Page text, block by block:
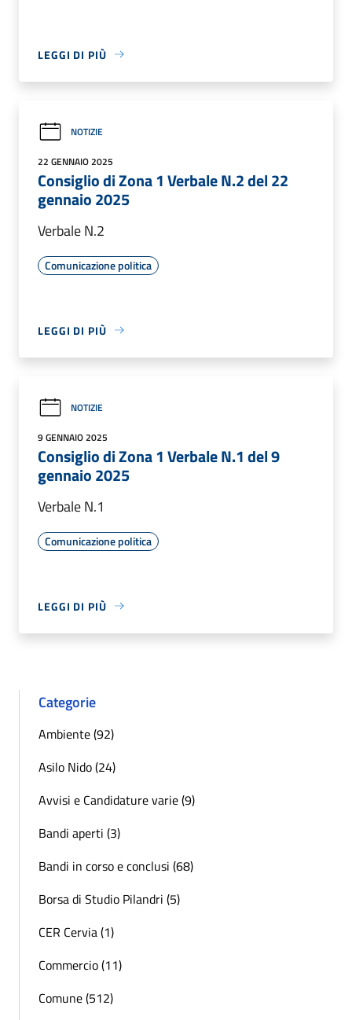
LEGGI DI PIÙ
NOTIZIE
22 GENNAIO 2025
Consiglio di Zona 1 Verbale N.2 del 22
gennaio 2025
Verbale N.2
Comunicazione politica
LEGGI DI PIÙ
NOTIZIE
9 GENNAIO 2025
Consiglio di Zona 1 Verbale N.1 del 9
gennaio 2025
Verbale N.1
Comunicazione politica
LEGGI DI PIÙ
Categorie
Ambiente (92)
Asilo Nido (24)
Avvisi e Candidature varie (9)
Bandi aperti (3)
Bandi in corso e conclusi (68)
Borsa di Studio Pilandri (5)
CER Cervia (1)
Commercio (11)
Comune (512)